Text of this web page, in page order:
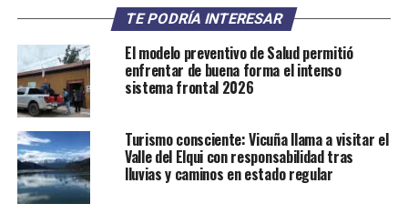
TE PODRÍA INTERESAR
El modelo preventivo de Salud permitió
enfrentar de buena forma el intenso
sistema frontal 2026
Turismo consciente: Vicuña llama a visitar el
Valle del Elqui con responsabilidad tras
lluvias y caminos en estado regular